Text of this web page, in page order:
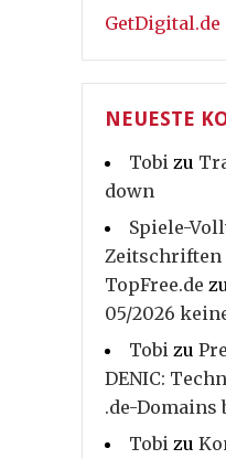
GetDigital.de
NEUESTE
Tobi zu
down
Spiele-
Zeitschriften
TopFree.de
05/2026
Tobi zu
DENIC:
.de-Domains
Tobi zu